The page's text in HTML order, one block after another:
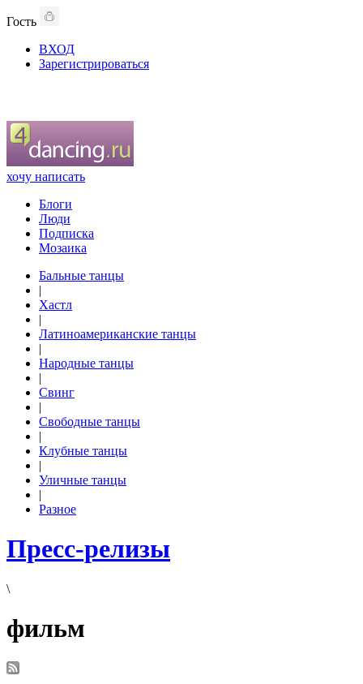
Гость
ВХОД
Зарегистрироваться
хочу написать
Блоги
Люди
Подписка
Мозаика
Бальные танцы
|
Хастл
|
Латиноамериканские танцы
|
Народные танцы
|
Свинг
|
Свободные танцы
|
Клубные танцы
|
Уличные танцы
|
Разное
Пресс-релизы
\
фильм